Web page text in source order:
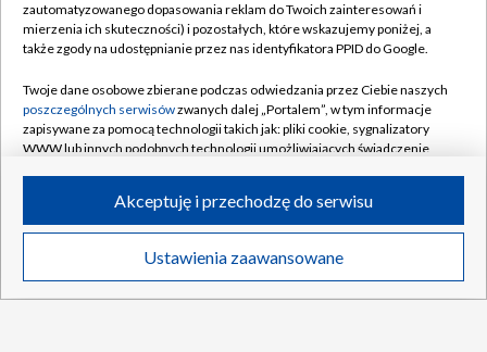
Transmisje Wideo
124 Maikel Zijlaard +26:07
126 Artem Shmidt +27:07
127 Radosław Frątczak +27:40
Dries De Bondt
zautomatyzowanego dopasowania reklam do Twoich zainteresowań i
mierzenia ich skuteczności) i pozostałych, które wskazujemy poniżej, a
także zgody na udostępnianie przez nas identyfikatora PPID do Google.
Twoje dane osobowe zbierane podczas odwiedzania przez Ciebie naszych
poszczególnych serwisówzwanych dalej „Portalem”, w tym informacje
zapisywane za pomocą technologii takich jak: pliki cookie, sygnalizatory
WWW lub innych podobnych technologii umożliwiających świadczenie
ruchu w Internecie.
Twoje dane osobowe zbierane podczas odwiedzania przez Ciebie
poszczególnych serwisówna Portalu, takie jak adresy IP, identyfikatory
Ustawienia zaawansowane
Akceptuję i przechodzę do serwisu